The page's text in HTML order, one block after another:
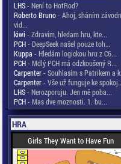
LHS- Není to HotRod?
Roberto Bruno- Ahoj, sháním
vid...
kiwi - Zdravim, hledam hru, kte...
PCH- DeepSeek našel pouze toh...
Kuppa - Hledám logickou hru z C6...
PCH- Mdlý PCH má odzkoušený R...
Carpenter- Souhlasím s Patrikem a
Carpenter- Vše už funguje ke
LHS- Nerozporuju. Jen mě poba...
PCH- Mas dve moznosti. 1. bu...
HRA
Girls They Want to Have Fun